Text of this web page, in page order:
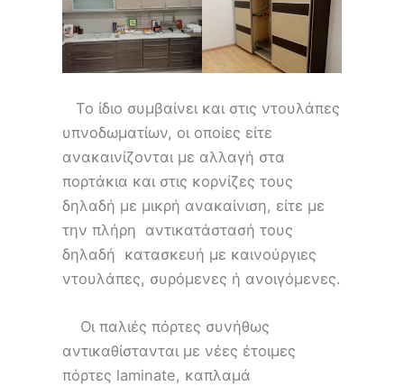
Το ίδιο συμβαίνει και στις ντουλάπες
υπνοδωματίων, οι οποίες είτε
ανακαινίζονται με αλλαγή στα
πορτάκια και στις κορνίζες τους
δηλαδή με μικρή ανακαίνιση, είτε με
την πλήρη αντικατάστασή τους
δηλαδή κατασκευή με καινούργιες
ντουλάπες, συρόμενες ή ανοιγόμενες.
Οι παλιές πόρτες συνήθως
αντικαθίστανται με νέες έτοιμες
πόρτες laminate, καπλαμά